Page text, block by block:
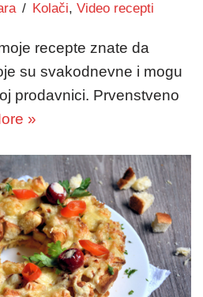
Kolači, Video recepti
recepte znate da
su svakodnevne i mogu
prodavnici. Prvenstveno
»